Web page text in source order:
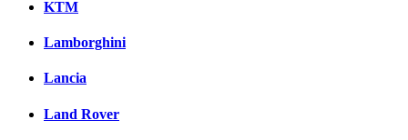
KTM
Lamborghini
Lancia
Land Rover